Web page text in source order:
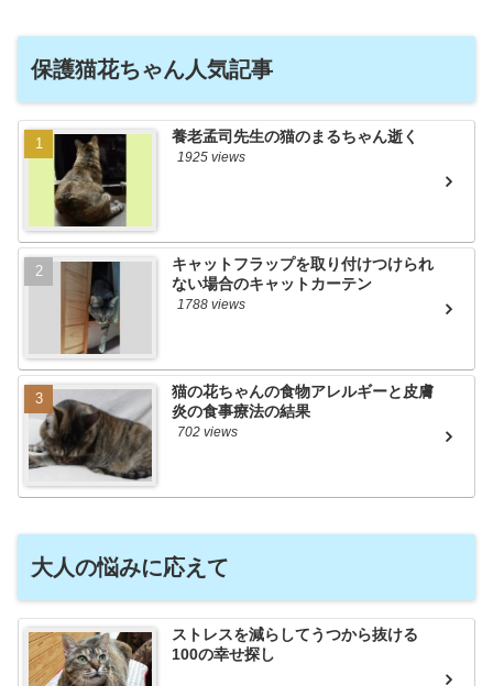
保護猫花ちゃん人気記事
養老孟司先生の猫のまるちゃん逝く
1925 views
キャットフラップを取り付けつけられ
ない場合のキャットカーテン
1788 views
猫の花ちゃんの食物アレルギーと皮膚
炎の食事療法の結果
702 views
大人の悩みに応えて
ストレスを減らしてうつから抜ける
100の幸せ探し